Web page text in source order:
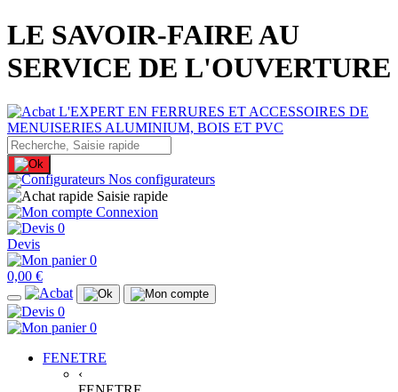
LE SAVOIR-FAIRE AU
SERVICE DE L'OUVERTURE
Nos configurateurs
Saisie rapide
Connexion
0
Devis
0
0,00 €
0
0
FENETRE
‹